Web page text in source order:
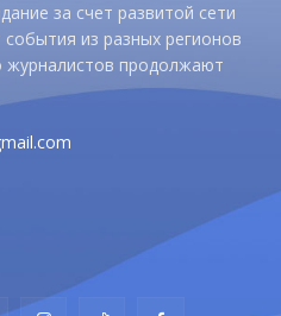
за счет развитой сети
из разных регионов
журналистов продолжают